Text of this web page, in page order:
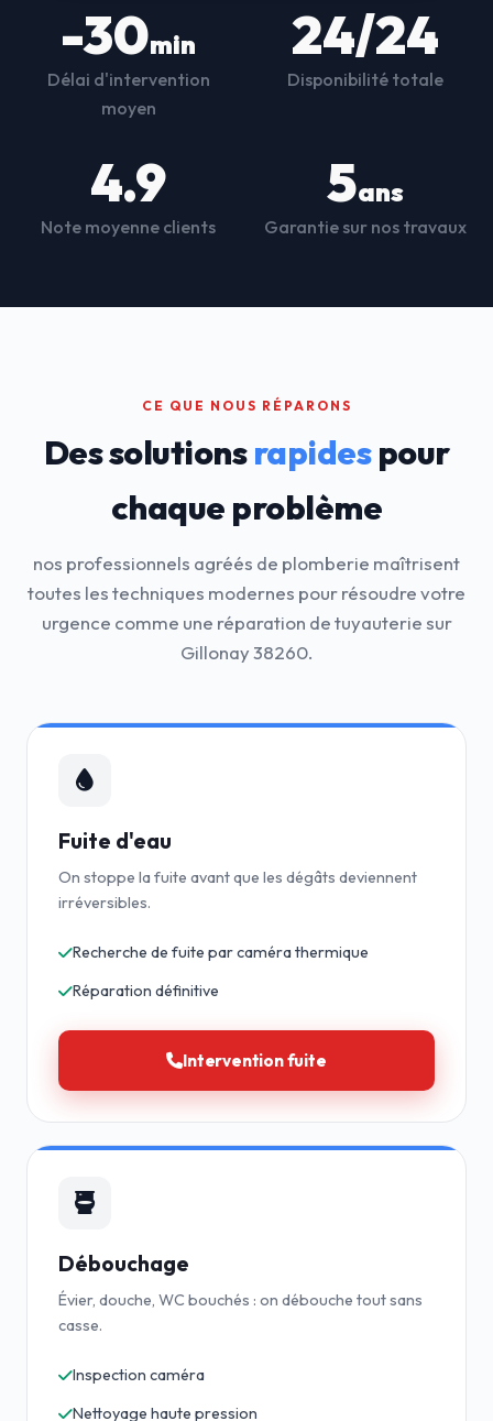
-30min
Délai d'intervention
moyen
24/24
Disponibilité totale
4.9
Note moyenne clients
5ans
Garantie sur nos travaux
CE QUE NOUS RÉPARONS
Des solutionsrapidespour
chaque problème
nos professionnels agréés de plomberie maîtrisent
toutes les techniques modernes pour résoudre votre
urgence comme une réparation de tuyauterie sur
Gillonay 38260.
Fuite d'eau
On stoppe la fuite avant que les dégâts deviennent
irréversibles.
Recherche de fuite par caméra thermique
Réparation définitive
Intervention fuite
Débouchage
Évier, douche, WC bouchés : on débouche tout sans
casse.
Inspection caméra
Nettoyage haute pression